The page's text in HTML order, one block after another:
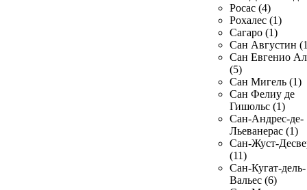
Росас (4)
Рохалес (1)
Сагаро (1)
Сан Августин
Сан Евгенио
(5)
Сан Мигель (1)
Сан Фелиу де
Гишольс (1)
Сан-Андрес-де-
Льеванерас (1)
Сан-Жуст-
(11)
Сан-Кугат-дель-
Вальес (6)